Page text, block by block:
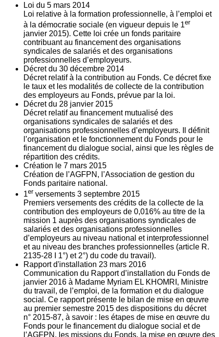
Loi du 5 mars 2014
Loi relative à la formation professionnelle, à l’emploi et
à la démocratie sociale (en vigueur depuis le 1er
janvier 2015). Cette loi crée un fonds paritaire
contribuant au financement des organisations
syndicales de salariés et des organisations
professionnelles d’employeurs.
Décret du 30 décembre 2014
Décret relatif à la contribution au Fonds. Ce décret fixe
le taux et les modalités de collecte de la contribution
des employeurs au Fonds, prévue par la loi.
Décret du 28 janvier 2015
Décret relatif au financement mutualisé des
organisations syndicales de salariés et des
organisations professionnelles d’employeurs. Il définit
l’organisation et le fonctionnement du Fonds pour le
financement du dialogue social, ainsi que les règles de
répartition des crédits.
Création le 7 mars 2015
Création de l’AGFPN, l’Association de gestion du
Fonds paritaire national.
1er versements 3 septembre 2015
Premiers versements des crédits de la collecte de la
contribution des employeurs de 0,016% au titre de la
mission 1 auprès des organisations syndicales de
salariés et des organisations professionnelles
d’employeurs au niveau national et interprofessionnel
et au niveau des branches professionnelles (article R.
2135‐28 I 1°) et 2°) du code du travail).
Rapport d'installation 23 mars 2016
Communication du Rapport d’installation du Fonds de
janvier 2016 à Madame Myriam EL KHOMRI, Ministre
du travail, de l’emploi, de la formation et du dialogue
social. Ce rapport présente le bilan de mise en œuvre
au premier semestre 2015 des dispositions du décret
n° 2015-87, à savoir : les étapes de mise en œuvre du
Fonds pour le financement du dialogue social et de
l’AGFPN, les missions du Fonds, la mise en œuvre des